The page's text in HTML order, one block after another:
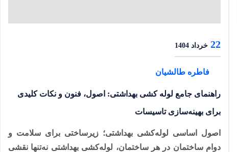
22 خرداد 1404
فاطره طالشیان
راهنمای جامع لوله کشی بهداشتی: اصول، فنون و نکات کلیدی
برای بهینه‌سازی تاسیسات
اصول اساسی لوله‌کشی بهداشتی؛ زیرساختی برای سلامت و
دوام ساختمان در هر ساختمان، لوله‌کشی بهداشتی نه‌تنها نقشی